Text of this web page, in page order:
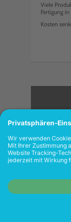
Viele
Fertigung
Kosten